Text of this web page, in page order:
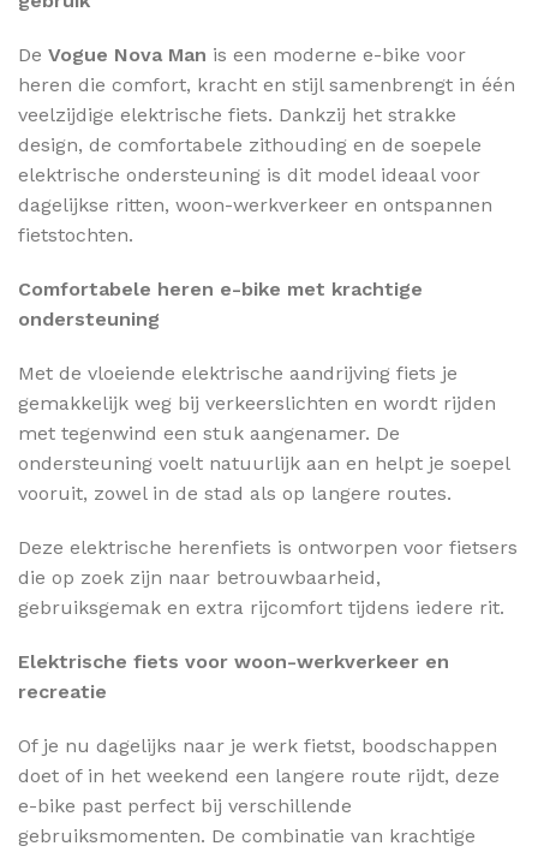
De Vogue Nova Man is een moderne e-bike voor
heren die comfort, kracht en stijl samenbrengt in één
veelzijdige elektrische fiets. Dankzij het strakke
design, de comfortabele zithouding en de soepele
elektrische ondersteuning is dit model ideaal voor
dagelijkse ritten, woon-werkverkeer en ontspannen
fietstochten.
Comfortabele heren e-bike met krachtige
ondersteuning
Met de vloeiende elektrische aandrijving fiets je
gemakkelijk weg bij verkeerslichten en wordt rijden
met tegenwind een stuk aangenamer. De
ondersteuning voelt natuurlijk aan en helpt je soepel
vooruit, zowel in de stad als op langere routes.
Deze elektrische herenfiets is ontworpen voor fietsers
die op zoek zijn naar betrouwbaarheid,
gebruiksgemak en extra rijcomfort tijdens iedere rit.
Elektrische fiets voor woon-werkverkeer en
recreatie
Of je nu dagelijks naar je werk fietst, boodschappen
doet of in het weekend een langere route rijdt, deze
e-bike past perfect bij verschillende
gebruiksmomenten. De combinatie van krachtige